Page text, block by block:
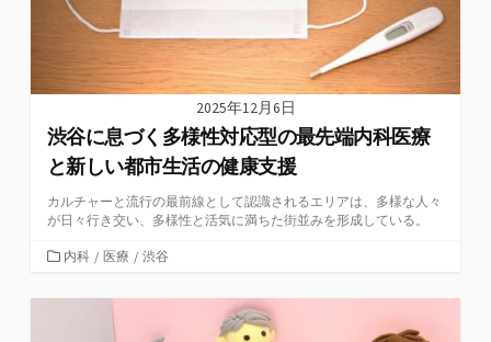
2025年12月6日
渋谷に息づく多様性対応型の最先端内科医療
と新しい都市生活の健康支援
カルチャーと流行の最前線として認識されるエリアは、多様な人々
が日々行き交い、多様性と活気に満ちた街並みを形成している。
カ
ゴ
内科 / 医療 / 渋谷